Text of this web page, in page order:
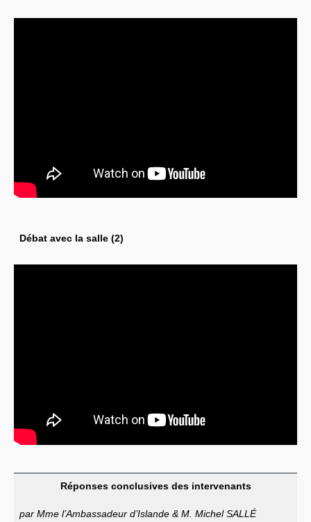
Débat avec la salle (2)
Réponses conclusives des intervenants
par Mme l’Ambassadeur d’Islande & M. Michel SALLÉ